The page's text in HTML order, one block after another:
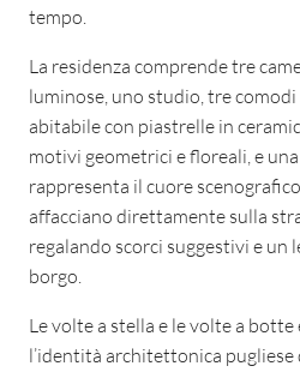
tempo.
La residenza comprende tre
luminose, uno studio, tre
abitabile con piastrelle in
motivi geometrici e floreali, e
rappresenta il cuore
affacciano direttamente sulla
regalando scorci suggestivi e un
borgo.
Le volte a stella e le volte a
l’identità architettonica pugliese